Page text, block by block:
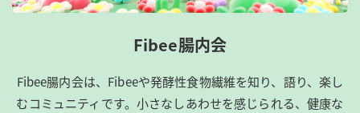
Fibee腸内会
Fibee腸内会は、​Fibeeや発酵性食物繊維を知り、語り、楽し
むコミュニティです。​小さなしあわせを感じられる、健康な